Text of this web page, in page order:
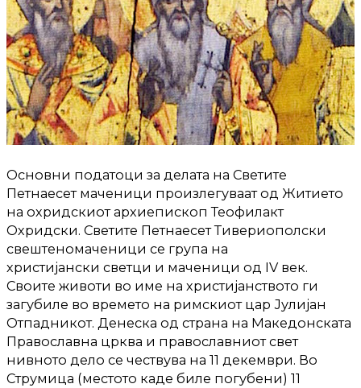
Основни податоци за делата на Светите
Петнаесет маченици произлегуваат од Житието
на охридскиот архиепископ Теофилакт
Охридски. Светите Петнаесет Тивериополски
свештеномаченици се група на
христијански светци и маченици од IV век.
Своите животи во име на христијанството ги
загубиле во времето на римскиот цар Јулијан
Отпадникот. Денеска од страна на Македонската
Православна црква и православниот свет
нивното дело се чествува на 11 декември. Во
Струмица (местото каде биле погубени) 11